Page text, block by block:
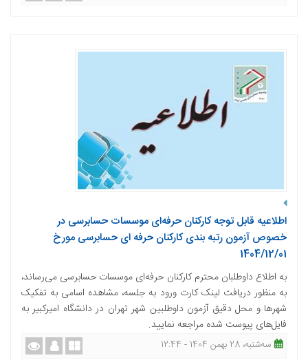
اطلاعیه قابل توجه کارکنان حرفه‌ای موسسات حسابرسی در
خصوص آزمون رتبه بندی کارکنان حرفه ای حسابرسی مورخ
1404/12/01
به اطلاع داوطلبان محترم کارکنان حرفه‌ای موسسات حسابرسی می‌رساند،
به منظور دریافت لینک کارت ورود به جلسه، مشاهده اسامی به تفکیک
شهرها و محل دقیق آزمون داوطلبین شهر تهران در دانشگاه امیرکبیر به
فایل‌های پیوست شده مراجعه نمایید.
ﺳﻪشنبه، 28 بهمن 1404 - 12:44